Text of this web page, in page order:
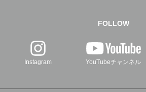
FOLLOW
Instagram YouTubeチャンネル